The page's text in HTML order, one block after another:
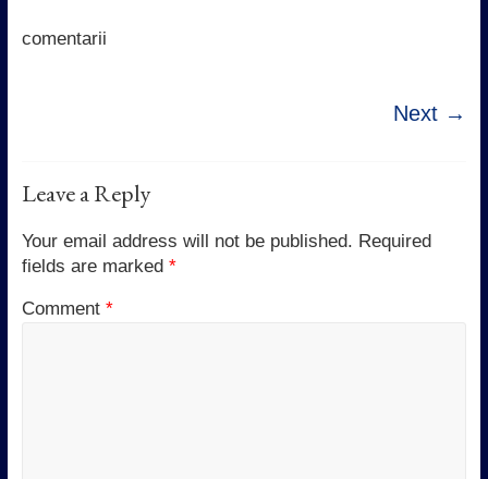
k
p
comentarii
Next →
Leave a Reply
Your email address will not be published. Required
fields are marked *
Comment *